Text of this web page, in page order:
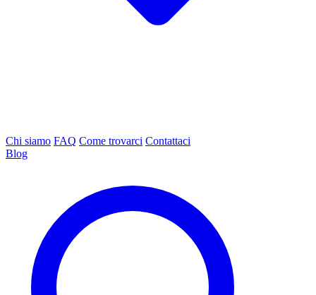
Chi siamo FAQ Come trovarci Contattaci
Blog